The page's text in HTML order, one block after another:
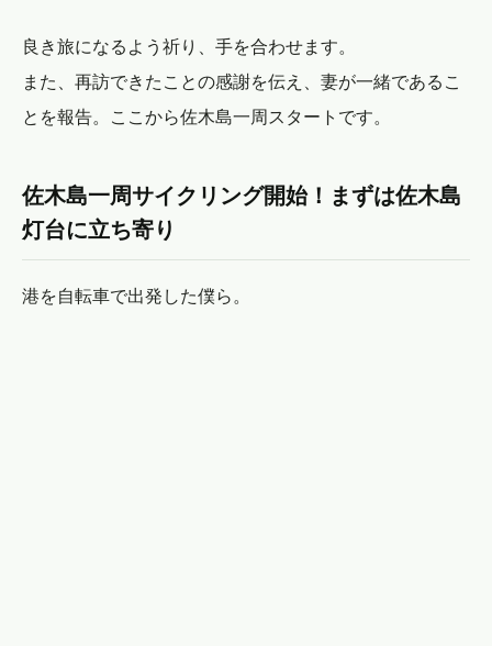
良き旅になるよう祈り、手を合わせます。
また、再訪できたことの感謝を伝え、妻が一緒であるこ
とを報告。ここから佐木島一周スタートです。
佐木島一周サイクリング開始！まずは佐木島
灯台に立ち寄り
港を自転車で出発した僕ら。